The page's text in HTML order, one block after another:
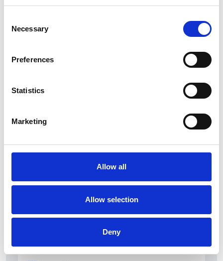
Selection
Necessary
Preferences
Statistics
Marketing
Allow all
Allow selection
Deny
5 srpna 2026
bude vystaven v Aquileii
Česká republika